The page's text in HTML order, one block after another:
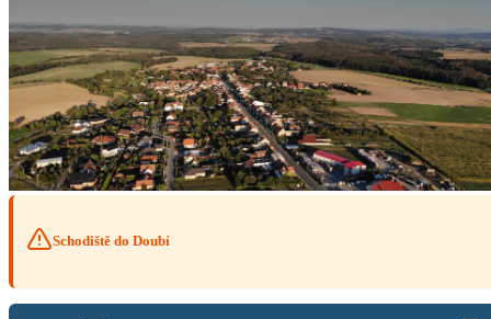
Schodiště do Doubí